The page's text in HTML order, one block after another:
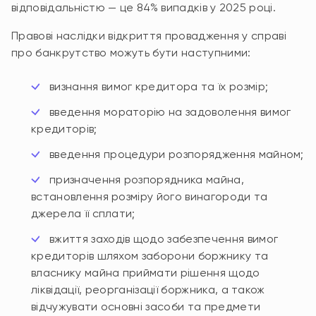
відповідальністю — це 84% випадків у 2025 році.
Правові наслідки відкриття провадження у справі
про банкрутство можуть бути наступними:
визнання вимог кредитора та їх розмір;
введення мораторію на задоволення вимог
кредиторів;
введення процедури розпорядження майном;
призначення розпорядника майна,
встановлення розміру його винагороди та
джерела її сплати;
вжиття заходів щодо забезпечення вимог
кредиторів шляхом заборони боржнику та
власнику майна приймати рішення щодо
ліквідації, реорганізації боржника, а також
відчужувати основні засоби та предмети